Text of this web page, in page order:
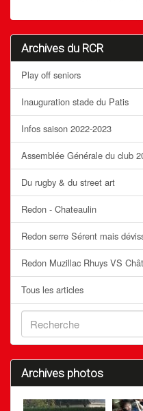
Archives du RCR
Play off seniors
Inauguration stade du Patis
Infos saison 2022-2023
Assemblée Générale du club
Du rugby & du street art
Redon - Chateaulin
Redon serre Sérent mais
Redon Muzillac Rhuys VS
Tous les articles
Archives photos